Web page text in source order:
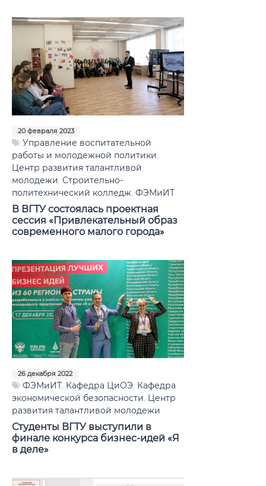
20 февраля 2023
Управление воспитательной
работы и молодежной политики,
Центр развития талантливой
молодежи, Строительно-
политехнический колледж, ФЭМиИТ
В ВГТУ состоялась проектная
сессия «Привлекательный образ
современного малого города»
26 декабря 2022
ФЭМиИТ, Кафедра ЦиОЭ, Кафедра
экономической безопасности, Центр
развития талантливой молодежи
Студенты ВГТУ выступили в
финале конкурса бизнес-идей «Я
в деле»